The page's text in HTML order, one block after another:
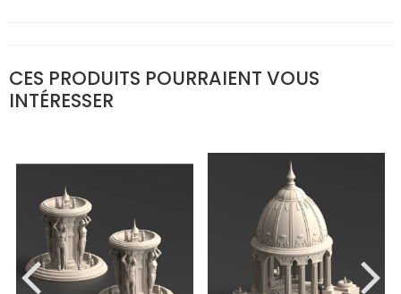
CES PRODUITS POURRAIENT VOUS
INTÉRESSER